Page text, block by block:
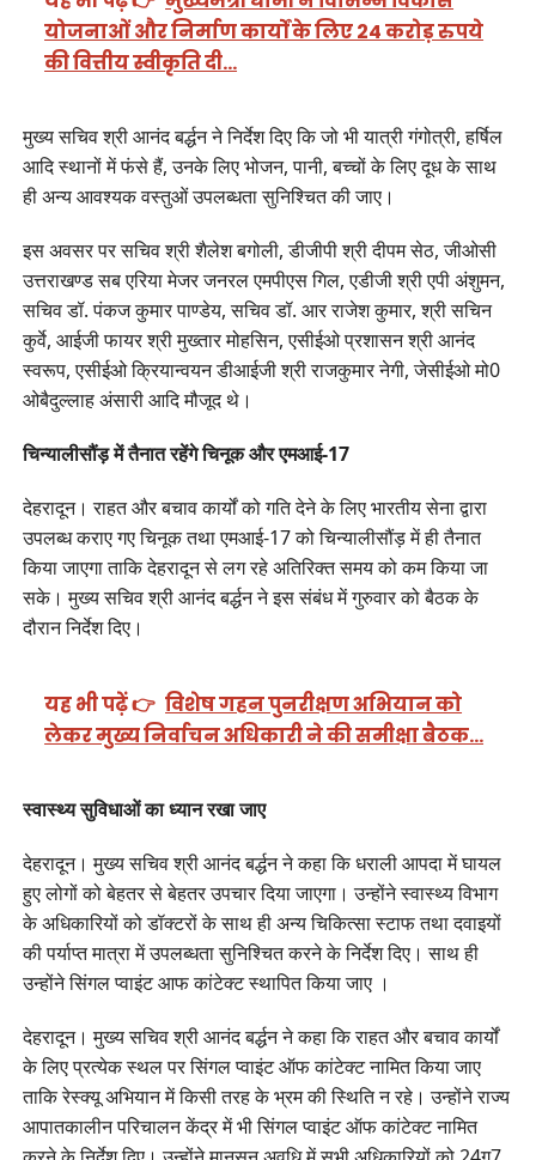
योजनाओं और निर्माण कार्यों के लिए 24 करोड़ रुपये
की वित्तीय स्वीकृति दी…
मुख्य सचिव श्री आनंद बर्द्धन ने निर्देश दिए कि जो भी यात्री गंगोत्री, हर्षिल
आदि स्थानों में फंसे हैं, उनके लिए भोजन, पानी, बच्चों के लिए दूध के साथ
ही अन्य आवश्यक वस्तुओं उपलब्धता सुनिश्चित की जाए।
इस अवसर पर सचिव श्री शैलेश बगोली, डीजीपी श्री दीपम सेठ, जीओसी
उत्तराखण्ड सब एरिया मेजर जनरल एमपीएस गिल, एडीजी श्री एपी अंशुमन,
सचिव डॉ. पंकज कुमार पाण्डेय, सचिव डॉ. आर राजेश कुमार, श्री सचिन
कुर्वे, आईजी फायर श्री मुख्तार मोहसिन, एसीईओ प्रशासन श्री आनंद
स्वरूप, एसीईओ क्रियान्वयन डीआईजी श्री राजकुमार नेगी, जेसीईओ मो0
ओबैदुल्लाह अंसारी आदि मौजूद थे।
चिन्यालीसौंड़ में तैनात रहेंगे चिनूक और एमआई-17
देहरादून। राहत और बचाव कार्यों को गति देने के लिए भारतीय सेना द्वारा
उपलब्ध कराए गए चिनूक तथा एमआई-17 को चिन्यालीसौंड़ में ही तैनात
किया जाएगा ताकि देहरादून से लग रहे अतिरिक्त समय को कम किया जा
सके। मुख्य सचिव श्री आनंद बर्द्धन ने इस संबंध में गुरुवार को बैठक के
दौरान निर्देश दिए।
यह भी पढ़ें 👉 विशेष गहन पुनरीक्षण अभियान को
लेकर मुख्य निर्वाचन अधिकारी ने की समीक्षा बैठक…
स्वास्थ्य सुविधाओं का ध्यान रखा जाए
देहरादून। मुख्य सचिव श्री आनंद बर्द्धन ने कहा कि धराली आपदा में घायल
हुए लोगों को बेहतर से बेहतर उपचार दिया जाएगा। उन्होंने स्वास्थ्य विभाग
के अधिकारियों को डॉक्टरों के साथ ही अन्य चिकित्सा स्टाफ तथा दवाइयों
की पर्याप्त मात्रा में उपलब्धता सुनिश्चित करने के निर्देश दिए। साथ ही
उन्होंने सिंगल प्वाइंट आफ कांटेक्ट स्थापित किया जाए ।
देहरादून। मुख्य सचिव श्री आनंद बर्द्धन ने कहा कि राहत और बचाव कार्यों
के लिए प्रत्येक स्थल पर सिंगल प्वाइंट ऑफ कांटेक्ट नामित किया जाए
ताकि रेस्क्यू अभियान में किसी तरह के भ्रम की स्थिति न रहे। उन्होंने राज्य
आपातकालीन परिचालन केंद्र में भी सिंगल प्वाइंट ऑफ कांटेक्ट नामित